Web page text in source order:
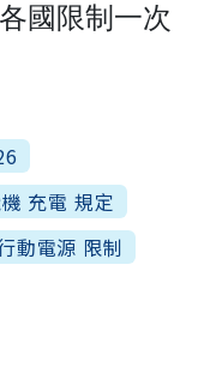
國限制一次
充電 規定
動電源 限制